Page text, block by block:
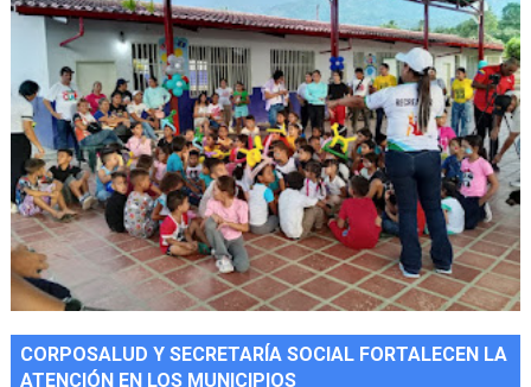
CORPOSALUD Y SECRETARÍA SOCIAL FORTALECEN LA
ATENCIÓN EN LOS MUNICIPIOS